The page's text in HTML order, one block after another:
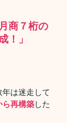
商７桁の
！」
は迷走して
ら再構築した